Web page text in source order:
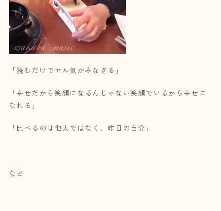
「読むだけでヤル気がみなぎる」
「幸せだから笑顔になるんじゃない笑顔でいるから幸せに
なれる」
「比べるのは他人ではなく、昨日の自分」
など